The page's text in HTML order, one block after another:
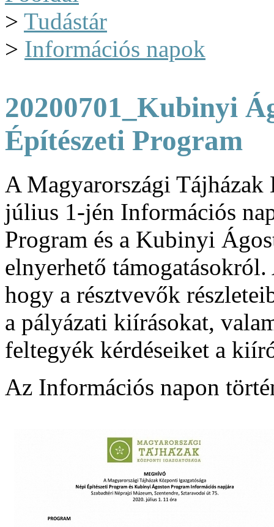
> Tudástár
> Információs napok
20200701_Kubinyi
Építészeti Program
A Magyarországi
július 1-jén Információs
Program és a Kubinyi
elnyerhető
hogy a résztvevők
a pályázati kiírásokat,
feltegyék kérdéseiket a
Az Információs napon